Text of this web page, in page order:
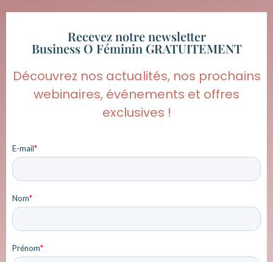
Recevez notre newsletter
Business O Féminin GRATUITEMENT
Découvrez nos actualités, nos prochains
webinaires, événements et offres
exclusives !